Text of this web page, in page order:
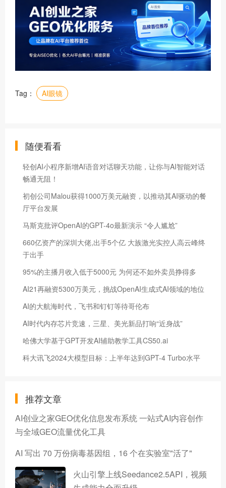
Tag： AI眼镜
随便看看
轻创AI小程序新增AI语音对话聊天功能，让你与AI智能对话
畅通无阻！
初创公司Malou获得1000万美元融资，以推动其AI驱动的餐
厅平台发展
马斯克批评OpenAI的GPT-4o最新演示 “令人尴尬”
660亿资产的深圳大佬,出手5个亿 大族激光实控人高云峰终
于出手
95%的主播月收入低于5000元 为何还不如外卖员挣得多
AI21再融资5300万美元，挑战OpenAI生成式AI领域的地位
AI的大航海时代，飞书和钉钉等待哥伦布
AI时代内存芯片竞速，三星、美光新品打响“近身战”
哈佛大学基于GPT开发AI辅助教学工具CS50.ai
科大讯飞2024大模型目标：上半年达到GPT-4 Turbo水平
推荐文章
AI创业之家GEO优化信息发布系统 一站式AI内容创作
与全域GEO流量优化工具
AI 写出 70 万份病毒基因组，16 个在实验室"活了"
火山引擎上线Seedance2.5API，视频